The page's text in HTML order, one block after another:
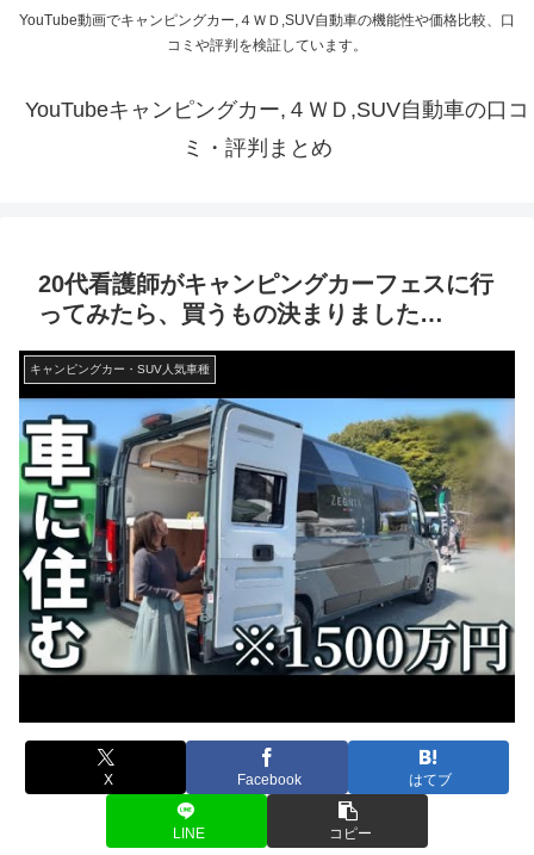
YouTube動画でキャンピングカー,４ＷＤ,SUV自動車の機能性や価格比較、口
コミや評判を検証しています。
YouTubeキャンピングカー,４ＷＤ,SUV自動車の口コ
ミ・評判まとめ
20代看護師がキャンピングカーフェスに行
ってみたら、買うもの決まりました…
キャンピングカー・SUV人気車種
X Facebook はてブ
LINE コピー